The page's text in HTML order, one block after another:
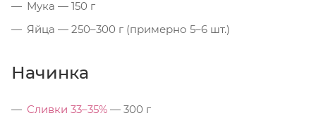
Мука — 150 г
Яйца — 250–300 г (примерно 5–6 шт.)
Начинка
Сливки 33–35% — 300 г